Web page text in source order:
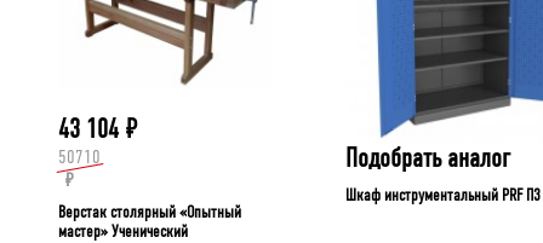
43 104 ₽
50710
₽
Верстак столярный «Опытный
мастер» Ученический
Подобрать аналог
Шкаф инструментальный PRF П3